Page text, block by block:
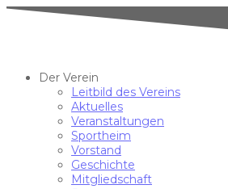
Der Verein
Leitbild des Vereins
Aktuelles
Veranstaltungen
Sportheim
Vorstand
Geschichte
Mitgliedschaft